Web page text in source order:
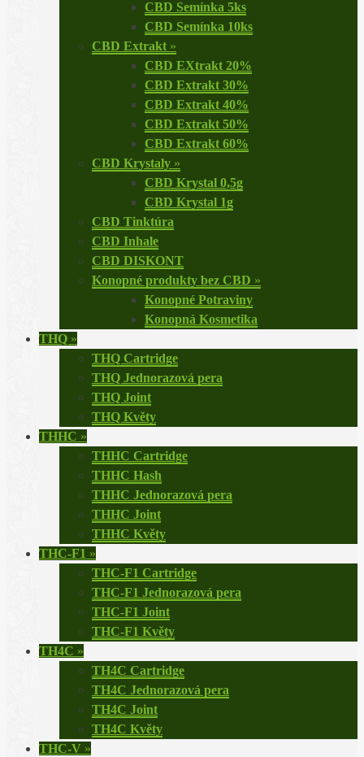
CBD Semínka 5ks
CBD Semínka 10ks
CBD Extrakt »
CBD EXtrakt 20%
CBD Extrakt 30%
CBD Extrakt 40%
CBD Extrakt 50%
CBD Extrakt 60%
CBD Krystaly »
CBD Krystal 0,5g
CBD Krystal 1g
CBD Tinktúra
CBD Inhale
CBD DISKONT
Konopné produkty bez CBD »
Konopné Potraviny
Konopná Kosmetika
THQ »
THQ Cartridge
THQ Jednorazová pera
THQ Joint
THQ Květy
THHC »
THHC Cartridge
THHC Hash
THHC Jednorazová pera
THHC Joint
THHC Květy
THC-F1 »
THC-F1 Cartridge
THC-F1 Jednorazová pera
THC-F1 Joint
THC-F1 Květy
TH4C »
TH4C Cartridge
TH4C Jednorazová pera
TH4C Joint
TH4C Květy
THC-V »